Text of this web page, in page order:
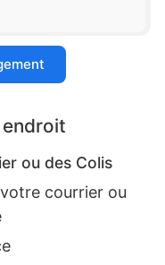
ou des Colis
courrier ou